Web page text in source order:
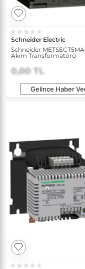
Schneider Electric
Schneider
Akım Transformatörü
0,00 TL
Gelince Haber